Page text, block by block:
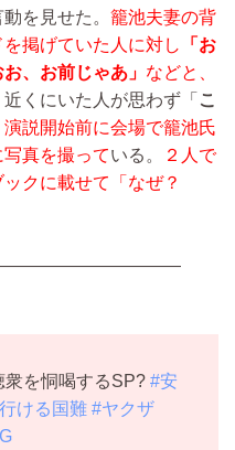
を見せた。 籠池夫妻の背
掲げていた人に対し
「お
、お前じゃあ」 などと、
近くにいた人が思わず「 こ
演説開始前に会場で籠池氏
真を撮っている。
２人で
クに載せて「なぜ？
衆を恫喝するSP? #安
ける国難 #ヤクザ